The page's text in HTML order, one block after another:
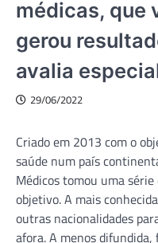
médicas, que
gerou
avalia
29/06/2022
Criado em 2013 com o
saúde num país
Médicos tomou uma
objetivo. A mais
outras nacionalidades
afora. A menos